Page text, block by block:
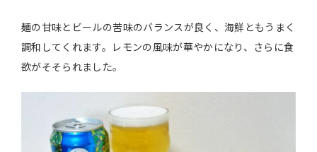
麺の甘味とビールの苦味のバランスが良く、海鮮ともうまく
調和してくれます。レモンの風味が華やかになり、さらに食
欲がそそられました。